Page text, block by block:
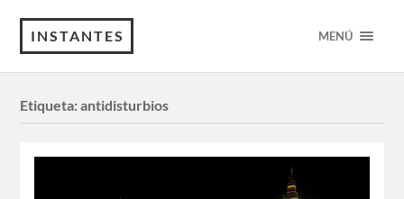
INSTANTES MENÚ
Etiqueta:antidisturbios